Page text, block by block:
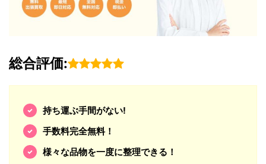
総合評価:
持ち運ぶ手間がない!
手数料完全無料！
様々な品物を一度に整理できる！